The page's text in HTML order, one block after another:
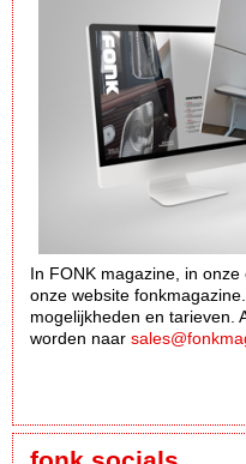
In FONK magazine, in
onze website
mogelijkheden en tarieven.
worden naar